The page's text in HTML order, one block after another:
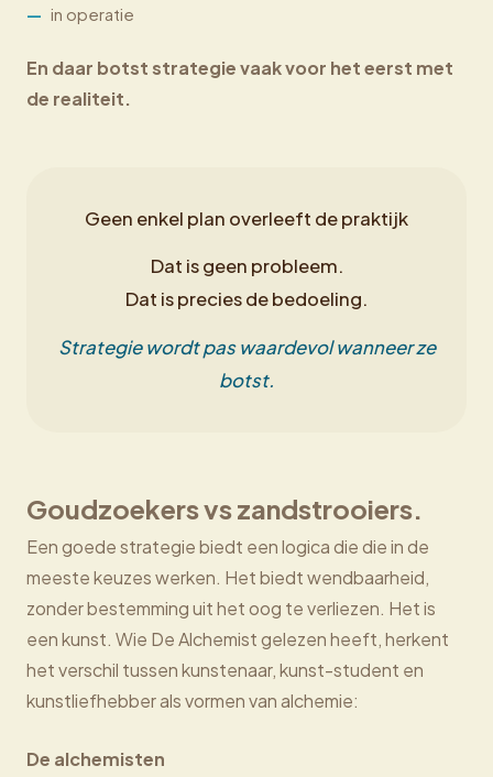
in operatie
En daar botst strategie vaak voor het eerst met
de realiteit.
Geen enkel plan overleeft de praktijk
Dat is geen probleem.
Dat is precies de bedoeling.
Strategie wordt pas waardevol wanneer ze
botst.
Goudzoekers vs zandstrooiers.
Een goede strategie biedt een logica die die in de
meeste keuzes werken. Het biedt wendbaarheid,
zonder bestemming uit het oog te verliezen. Het is
een kunst. Wie De Alchemist gelezen heeft, herkent
het verschil tussen kunstenaar, kunst-student en
kunstliefhebber als vormen van alchemie:
De alchemisten